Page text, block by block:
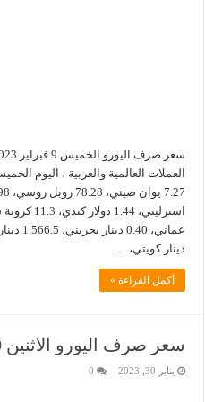
دينار كويتي، …
أكمل القراءة »
سعر صرف اليورو الاثنين 30 يناير 2023
يناير 30, 2023 0